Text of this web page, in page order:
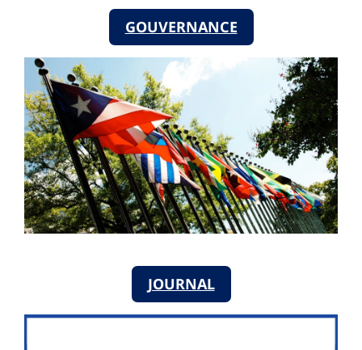
GOUVERNANCE
JOURNAL